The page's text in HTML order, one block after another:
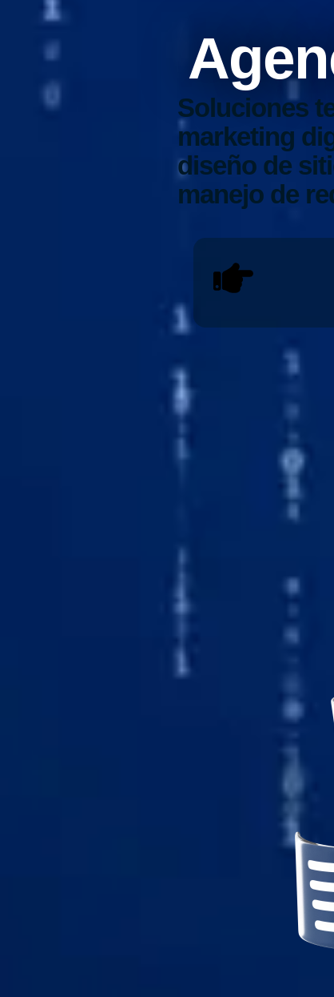
Soluciones
marketing
diseño de
manejo de